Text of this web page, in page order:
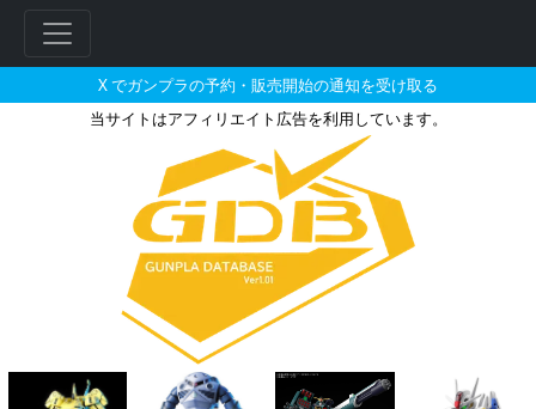
X でガンプラの予約・販売開始の通知を受け取る
当サイトはアフィリエイト広告を利用しています。
トイザらスで2025年02月に再販